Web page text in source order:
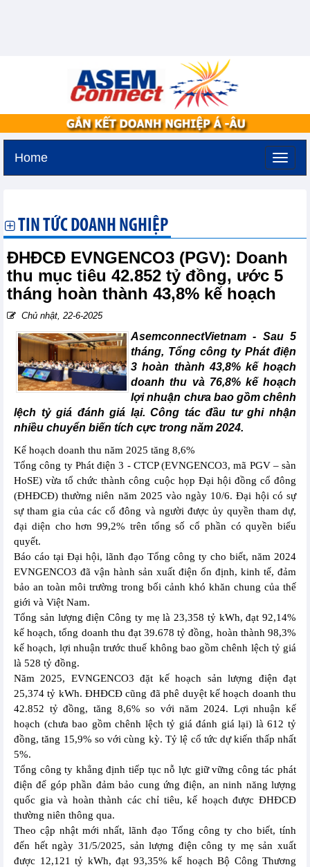
Home
TIN TỨC DOANH NGHIỆP
ĐHĐCĐ EVNGENCO3 (PGV): Doanh
thu mục tiêu 42.852 tỷ đồng, ước 5
tháng hoàn thành 43,8% kế hoạch
Chủ nhật, 22-6-2025
AsemconnectVietnam - Sau 5
tháng, Tổng công ty Phát điện
3 hoàn thành 43,8% kế hoạch
doanh thu và 76,8% kế hoạch
lợi nhuận chưa bao gồm chênh
lệch tỷ giá đánh giá lại. Công tác đầu tư ghi nhận
nhiều chuyển biến tích cực trong năm 2024.
Kế hoạch doanh thu năm 2025 tăng 8,6%
Tổng công ty Phát điện 3 - CTCP (EVNGENCO3, mã PGV – sàn
HoSE) vừa tổ chức thành công cuộc họp Đại hội đồng cổ đông
(ĐHĐCĐ) thường niên năm 2025 vào ngày 10/6. Đại hội có sự
sự tham gia của các cổ đông và người được ủy quyền tham dự,
đại diện cho hơn 99,2% trên tổng số cổ phần có quyền biểu
quyết.
Báo cáo tại Đại hội, lãnh đạo Tổng công ty cho biết, năm 2024
EVNGENCO3 đã vận hành sản xuất điện ổn định, kinh tế, đảm
bảo an toàn môi trường trong bối cảnh khó khăn chung của thế
giới và Việt Nam.
Tổng sản lượng điện Công ty mẹ là 23,358 tỷ kWh, đạt 92,14%
kế hoạch, tổng doanh thu đạt 39.678 tỷ đồng, hoàn thành 98,3%
kế hoạch, lợi nhuận trước thuế không bao gồm chênh lệch tỷ giá
là 528 tỷ đồng.
Năm 2025, EVNGENCO3 đặt kế hoạch sản lượng điện đạt
25,374 tỷ kWh. ĐHĐCĐ cũng đã phê duyệt kế hoạch doanh thu
42.852 tỷ đồng, tăng 8,6% so với năm 2024. Lợi nhuận kế
hoạch (chưa bao gồm chênh lệch tỷ giá đánh giá lại) là 612 tỷ
đồng, tăng 15,9% so với cùng kỳ. Tỷ lệ cổ tức dự kiến thấp nhất
5%.
Tổng công ty khẳng định tiếp tục nỗ lực giữ vững công tác phát
điện để góp phần đảm bảo cung ứng điện, an ninh năng lượng
quốc gia và hoàn thành các chỉ tiêu, kế hoạch được ĐHĐCĐ
thường niên thông qua.
Theo cập nhật mới nhất, lãnh đạo Tổng công ty cho biết, tính
đến hết ngày 31/5/2025, sản lượng điện công ty mẹ sản xuất
được 12,121 tỷ kWh, đạt 93,35% kế hoạch Bộ Công Thương